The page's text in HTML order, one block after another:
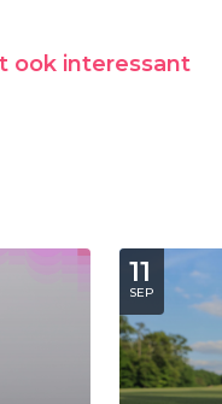
ook interessant
11
SEP